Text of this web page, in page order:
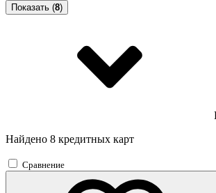
Показать (8)
Найдено 8 кредитных карт
Сравнение